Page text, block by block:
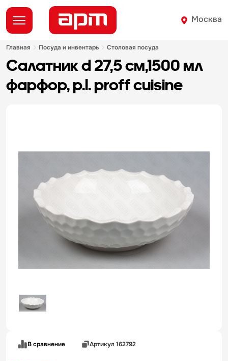
Москва
главная посуда и инвентарь столовая посуда
салатник d 27,5 см,1500 мл
фарфор, p.l. proff cuisine
В сравнение Артикул 162792